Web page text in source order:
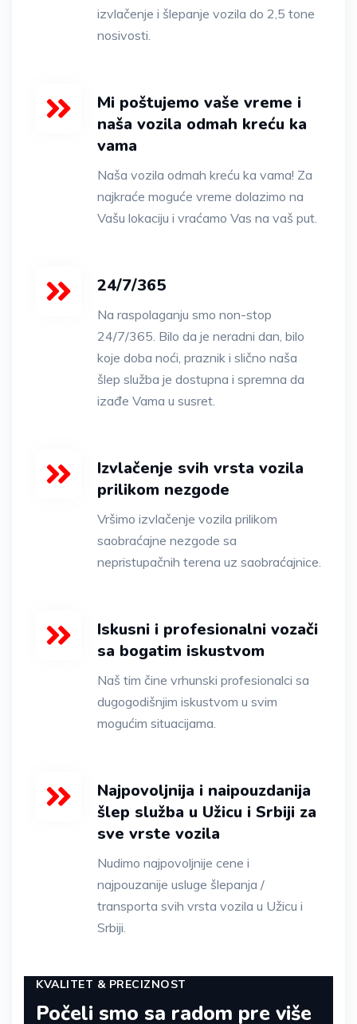
izvlačenje i šlepanje vozila do 2,5 tone
nosivosti.
Mi poštujemo vaše vreme i
naša vozila odmah kreću ka
vama
Naša vozila odmah kreću ka vama! Za
najkraće moguće vreme dolazimo na
Vašu lokaciju i vraćamo Vas na vaš put.
24/7/365
Na raspolaganju smo non-stop
24/7/365. Bilo da je neradni dan, bilo
koje doba noći, praznik i slično naša
šlep služba je dostupna i spremna da
izađe Vama u susret.
Izvlačenje svih vrsta vozila
prilikom nezgode
Vršimo izvlačenje vozila prilikom
saobraćajne nezgode sa
nepristupačnih terena uz saobraćajnice.
Iskusni i profesionalni vozači
sa bogatim iskustvom
Naš tim čine vrhunski profesionalci sa
dugogodišnjim iskustvom u svim
mogućim situacijama.
Najpovoljnija i naipouzdanija
šlep služba u Užicu i Srbiji za
sve vrste vozila
Nudimo najpovoljnije cene i
najpouzanije usluge šlepanja /
transporta svih vrsta vozila u Užicu i
Srbiji.
KVALITET & PRECIZNOST
Počeli smo sa radom pre više